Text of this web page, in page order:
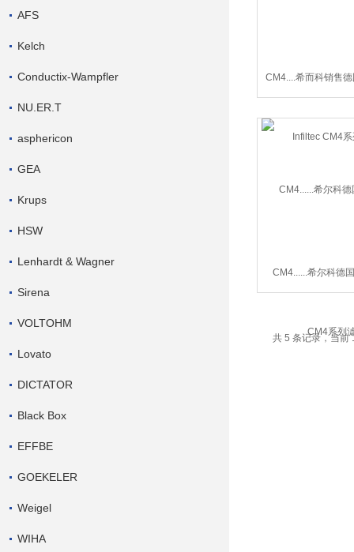
AFS
Kelch
Conductix-Wampfler
NU.ER.T
asphericon
GEA
Krups
HSW
Lenhardt & Wagner
Sirena
VOLTOHM
Lovato
DICTATOR
Black Box
EFFBE
GOEKELER
Weigel
WIHA
CM4....希而科销售
CM4系列
CM4......希尔科德
CM4系列
共 5 条记录，当